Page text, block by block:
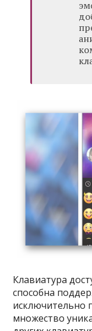
Клавиатура
способна
исключительно
множество